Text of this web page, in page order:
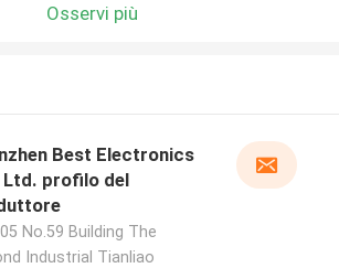
Osservi più
Best Electronics
Ltd. profilo del
No.59 Building The
Industrial Tianliao